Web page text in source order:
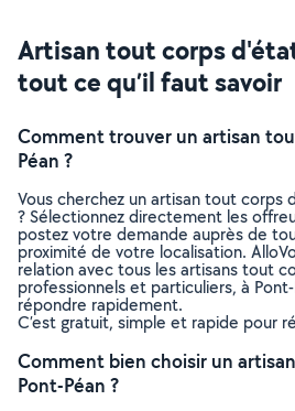
Artisan tout corps
tout ce qu’il faut savoir
Comment trouver un artisan
Péan ?
Vous cherchez un artisan tout corps
? Sélectionnez directement les
postez votre demande auprès de
proximité de votre localisation.
relation avec tous les artisans tout
professionnels et particuliers, à
répondre rapidement.
C’est gratuit, simple et rapide pour
Comment bien choisir un
Pont-Péan ?